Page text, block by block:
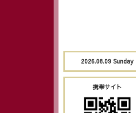
2026.08.09 Sunday
携帯サイト